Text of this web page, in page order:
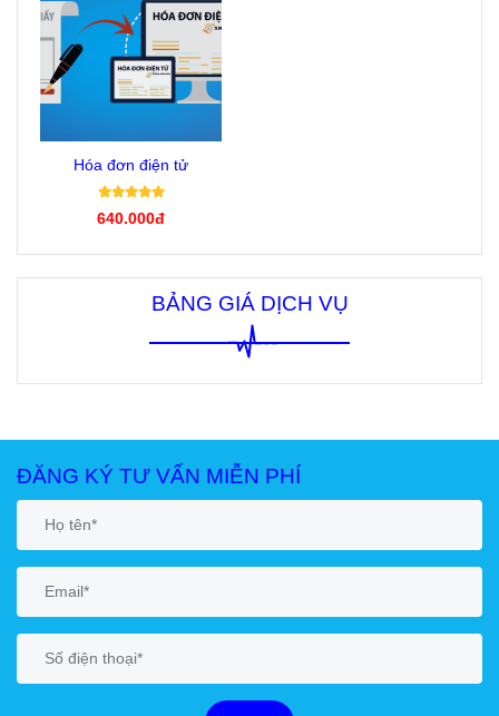
Hóa đơn điện tử
640.000đ
BẢNG GIÁ DỊCH VỤ
ĐĂNG KÝ TƯ VẤN MIỄN PHÍ